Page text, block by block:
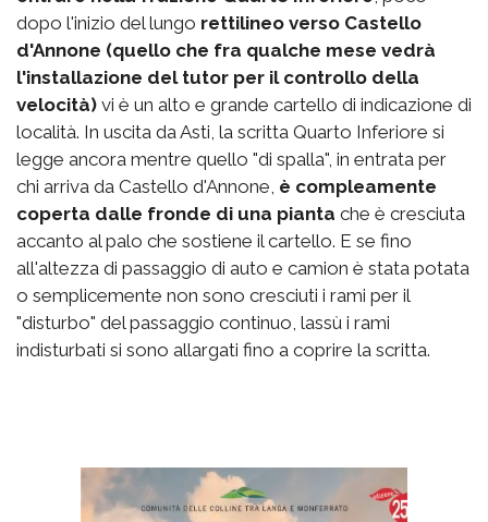
dopo l'inizio del lungo rettilineo verso Castello
d'Annone (quello che fra qualche mese vedrà
l'installazione del tutor per il controllo della
velocità) vi è un alto e grande cartello di indicazione di
località. In uscita da Asti, la scritta Quarto Inferiore si
legge ancora mentre quello "di spalla", in entrata per
chi arriva da Castello d'Annone, è compleamente
coperta dalle fronde di una pianta che è cresciuta
accanto al palo che sostiene il cartello. E se fino
all'altezza di passaggio di auto e camion è stata potata
o semplicemente non sono cresciuti i rami per il
"disturbo" del passaggio continuo, lassù i rami
indisturbati si sono allargati fino a coprire la scritta.